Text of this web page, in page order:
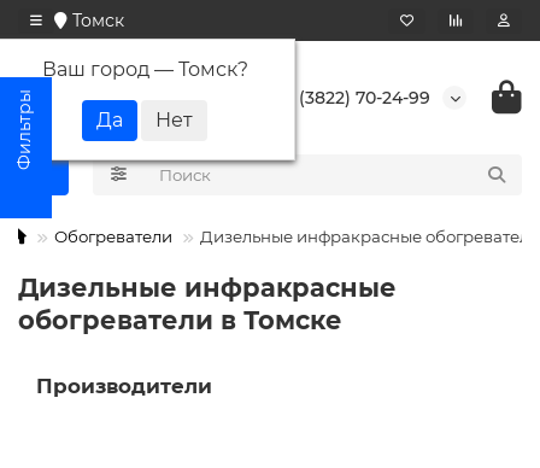
Томск
Ваш город — Томск?
+7 (3822) 70-24-99
Обогреватели Дизельные инфракрасные обогреватели
Дизельные инфракрасные
обогреватели в Томске
Производители